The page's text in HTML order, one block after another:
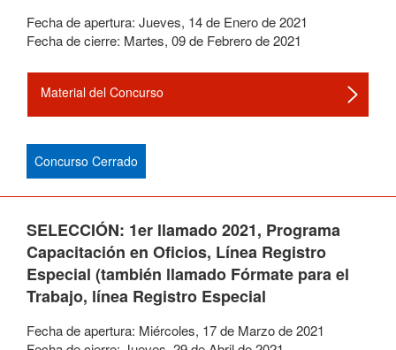
Fecha de apertura: Jueves, 14de Enerode2021
Fecha de cierre: Martes, 09de Febrerode2021
Material del Concurso
Concurso Cerrado
SELECCIÓN: 1er llamado 2021, Programa
Capacitación en Oficios, Línea Registro
Especial (también llamado Fórmate para el
Trabajo, línea Registro Especial
Fecha de apertura: Miércoles, 17de Marzode2021